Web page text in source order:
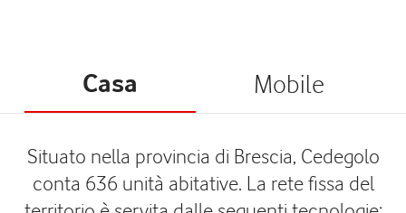
Casa Mobile
Situato nella provincia di Brescia, Cedegolo
conta 636 unità abitative. La rete fissa del